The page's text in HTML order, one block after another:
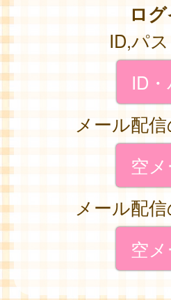
ロ
ID,パ
ID
メール配
空
メール配
空